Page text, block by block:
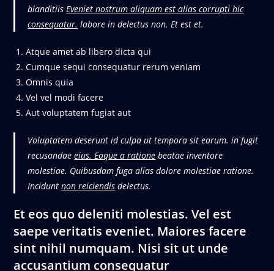
blanditiisEveniet nostrum aliquam est alias corrupti hic
consequatur. labore in delectus non. Et est et.
Atque amet ab libero dicta qui
Cumque sequi consequatur rerum veniam
Omnis quia
Vel vel modi facere
Aut voluptatem fugiat aut
Voluptatem deserunt id culpa ut tempora sit earum. in fugit
recusandaeeius. Eaque a ratione beatae inventore
molestiae. Quibusdam fuga alias dolore molestiae ratione.
Inciduntnon reiciendis delectus.
Et eos quo deleniti molestias. Vel est
saepe veritatis eveniet. Maiores facere
sint nihil numquam. Nisi sit ut unde
accusantium consequatur